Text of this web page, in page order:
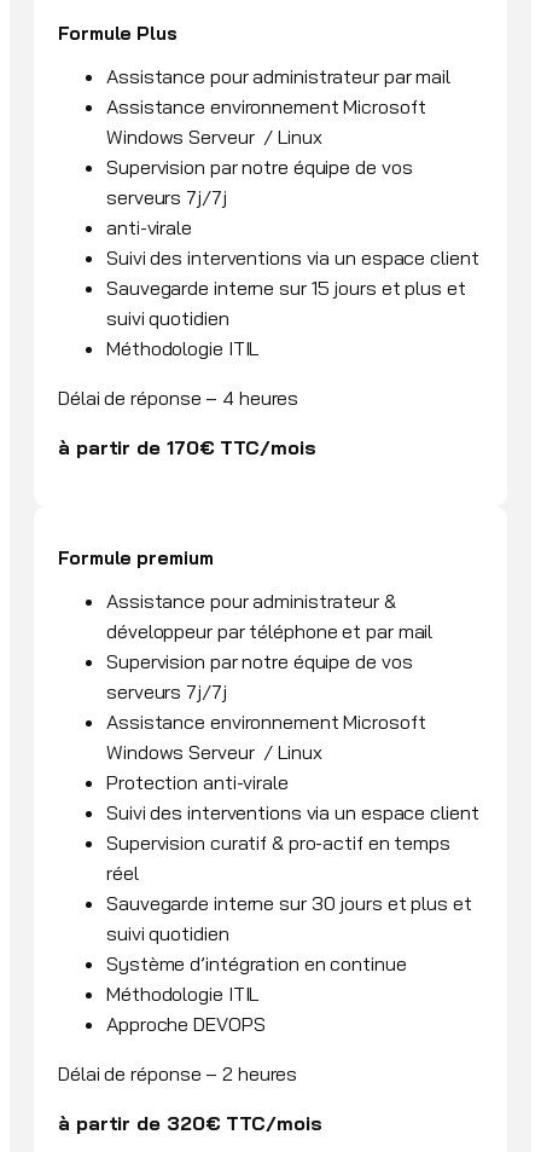
Formule Plus
Assistance pour administrateur par mail
Assistance environnement Microsoft
Windows Serveur / Linux
Supervision par notre équipe de vos
serveurs 7j/7j
anti-virale
Suivi des interventions via un espace client
Sauvegarde interne sur 15 jours et plus et
suivi quotidien
Méthodologie ITIL
Délai de réponse – 4 heures
à partir de 170€ TTC/mois
Formule premium
Assistance pour administrateur &
développeur par téléphone et par mail
Supervision par notre équipe de vos
serveurs 7j/7j
Assistance environnement Microsoft
Windows Serveur / Linux
Protection anti-virale
Suivi des interventions via un espace client
Supervision curatif & pro-actif en temps
réel
Sauvegarde interne sur 30 jours et plus et
suivi quotidien
Système d’intégration en continue
Méthodologie ITIL
Approche DEVOPS
Délai de réponse – 2 heures
à partir de 320€ TTC/mois